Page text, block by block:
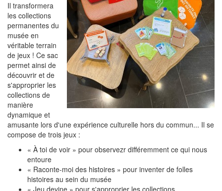
Il transformera
les collections
permanentes du
musée en
véritable terrain
de jeux ! Ce sac
permet ainsi de
découvrir et de
s'approprier les
collections de
manière
dynamique et
amusante lors d'une expérience culturelle hors du commun... Il se
compose de trois jeux :
« À toi de voir » pour observezr différemment ce qui nous
entoure
« Raconte-moi des histoires » pour inventer de folles
histoires au sein du musée
« Jeu devine » pour s'approprier les collections